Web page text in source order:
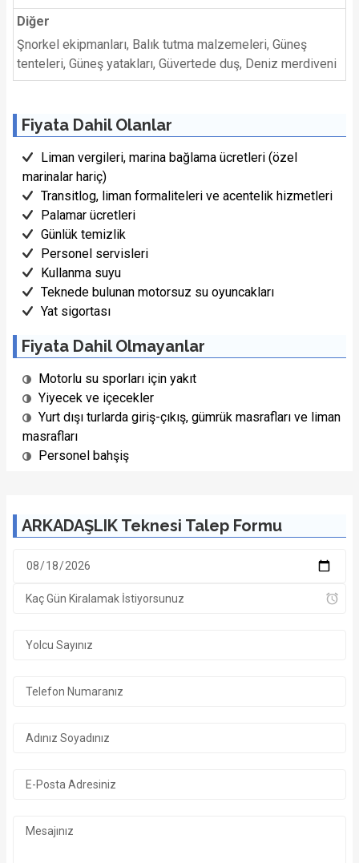
Diğer
Şnorkel ekipmanları, Balık tutma malzemeleri, Güneş
tenteleri, Güneş yatakları, Güvertede duş, Deniz merdiveni
Fiyata Dahil Olanlar
Liman vergileri, marina bağlama ücretleri (özel
marinalar hariç)
Transitlog, liman formaliteleri ve acentelik hizmetleri
Palamar ücretleri
Günlük temizlik
Personel servisleri
Kullanma suyu
Teknede bulunan motorsuz su oyuncakları
Yat sigortası
Fiyata Dahil Olmayanlar
Motorlu su sporları için yakıt
Yiyecek ve içecekler
Yurt dışı turlarda giriş-çıkış, gümrük masrafları ve liman
masrafları
Personel bahşiş
ARKADAŞLIK Teknesi Talep Formu